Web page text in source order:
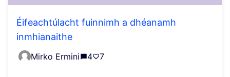
Éifeachtúlacht fuinnimh a dhéanamh
inmhianaithe
Mirko Ermini 4 7